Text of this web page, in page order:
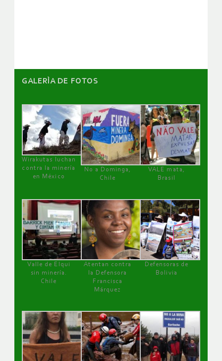
GALERÌA DE FOTOS
Wirakutas luchan
contra la minería
en México
No a Dominga,
Chile
VALE mata,
Brasil
Valle de Elqui
sin minería.
Chile
Atentan contra
la Defensora
Francisca
Márquez
Defensoras de
Bolivia